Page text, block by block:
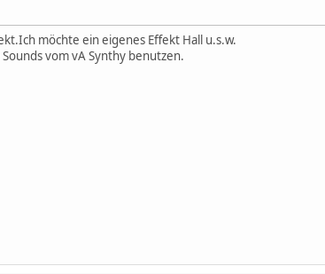
möchte ein eigenes Effekt Hall u.s.w.
vom vA Synthy benutzen.